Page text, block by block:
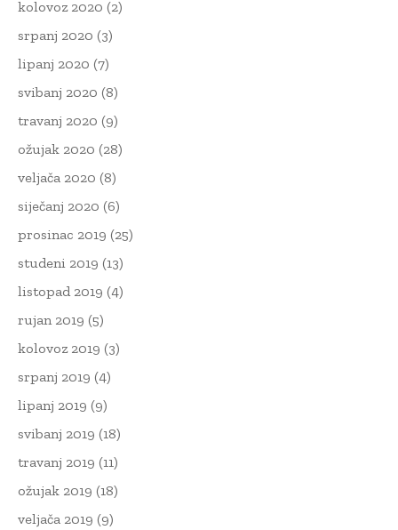
kolovoz 2020 (2)
srpanj 2020 (3)
lipanj 2020 (7)
svibanj 2020 (8)
travanj 2020 (9)
ožujak 2020 (28)
veljača 2020 (8)
siječanj 2020 (6)
prosinac 2019 (25)
studeni 2019 (13)
listopad 2019 (4)
rujan 2019 (5)
kolovoz 2019 (3)
srpanj 2019 (4)
lipanj 2019 (9)
svibanj 2019 (18)
travanj 2019 (11)
ožujak 2019 (18)
veljača 2019 (9)